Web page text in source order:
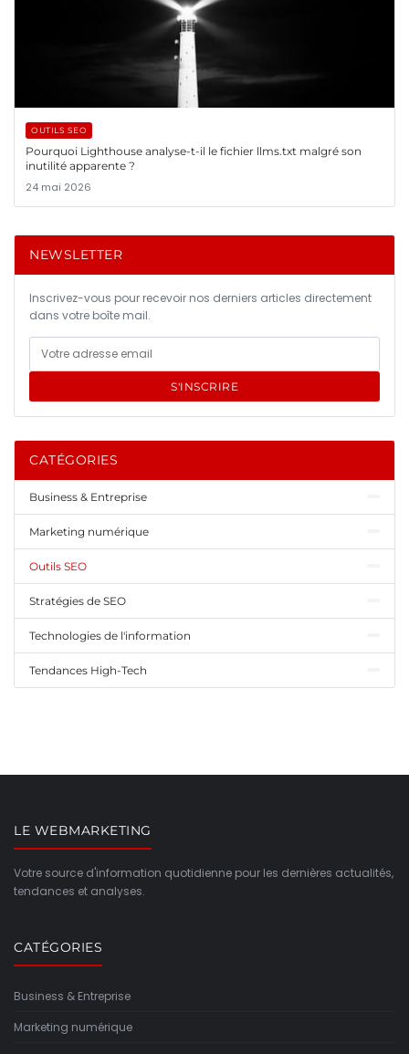
OUTILS SEO
Pourquoi Lighthouse analyse-t-il le fichier llms.txt malgré son
inutilité apparente ?
24 mai 2026
NEWSLETTER
Inscrivez-vous pour recevoir nos derniers articles directement
dans votre boîte mail.
S'INSCRIRE
CATÉGORIES
Business & Entreprise
Marketing numérique
Outils SEO
Stratégies de SEO
Technologies de l'information
Tendances High-Tech
LE WEBMARKETING
Votre source d'information quotidienne pour les dernières actualités,
tendances et analyses.
CATÉGORIES
Business & Entreprise
Marketing numérique